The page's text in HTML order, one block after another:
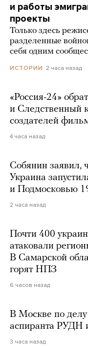
и работы
проекты
Только здесь
разделенные
себя одним
ИСТОРИИ 2 часа назад
«Россия-24»
и Следственный
создателей
4 часа назад
Собянин заявил,
Украина
и Подмосковью
2 часа назад
Почти 400
атаковали
В Самарской
горят НПЗ
6 часов назад
В Москве по
аспиранта РУДН
3 часа назад